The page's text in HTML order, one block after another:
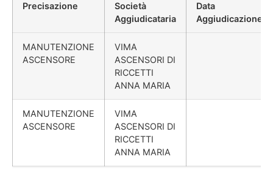
Precisazione
Società
Aggiudicataria
Data
Aggiudicazione
MANUTENZIONE
ASCENSORE
VIMA
ASCENSORI DI
RICCETTI
ANNA MARIA
MANUTENZIONE
ASCENSORE
VIMA
ASCENSORI DI
RICCETTI
ANNA MARIA